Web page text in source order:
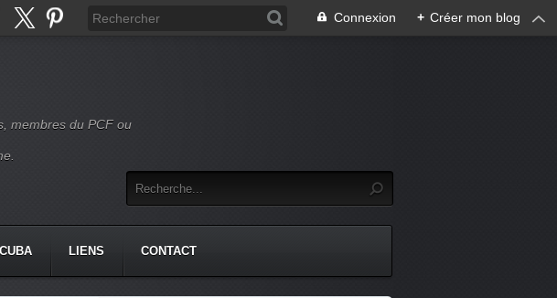
Connexion + Créer mon blog
membres du PCF ou
CUBA LIENS CONTACT